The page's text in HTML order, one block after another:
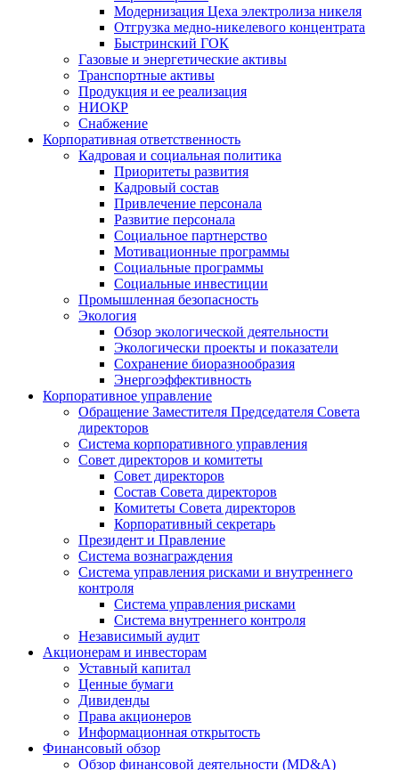
Модернизация Цеха электролиза никеля
Отгрузка медно-никелевого концентрата
Быстринский ГОК
Газовые и энергетические активы
Транспортные активы
Продукция и ее реализация
НИОКР
Снабжение
Корпоративная ответственность
Кадровая и социальная политика
Приоритеты развития
Кадровый состав
Привлечение персонала
Развитие персонала
Социальное партнерство
Мотивационные программы
Социальные программы
Социальные инвестиции
Промышленная безопасность
Экология
Обзор экологической деятельности
Экологически проекты и показатели
Сохранение биоразнообразия
Энергоэффективность
Корпоративное управление
Обращение Заместителя Председателя Совета
директоров
Система корпоративного управления
Совет директоров и комитеты
Совет директоров
Состав Совета директоров
Комитеты Совета директоров
Корпоративный секретарь
Президент и Правление
Система вознаграждения
Система управления рисками и внутреннего
контроля
Система управления рисками
Система внутреннего контроля
Независимый аудит
Акционерам и инвесторам
Уставный капитал
Ценные бумаги
Дивиденды
Права акционеров
Информационная открытость
Финансовый обзор
Обзор финансовой деятельности (MD&A)